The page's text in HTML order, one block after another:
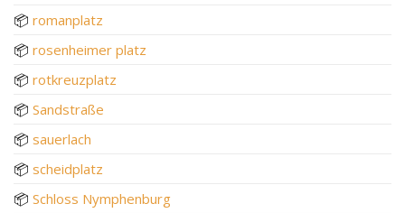
📦 romanplatz
📦 rosenheimer platz
📦 rotkreuzplatz
📦 Sandstraße
📦 sauerlach
📦 scheidplatz
📦 Schloss Nymphenburg